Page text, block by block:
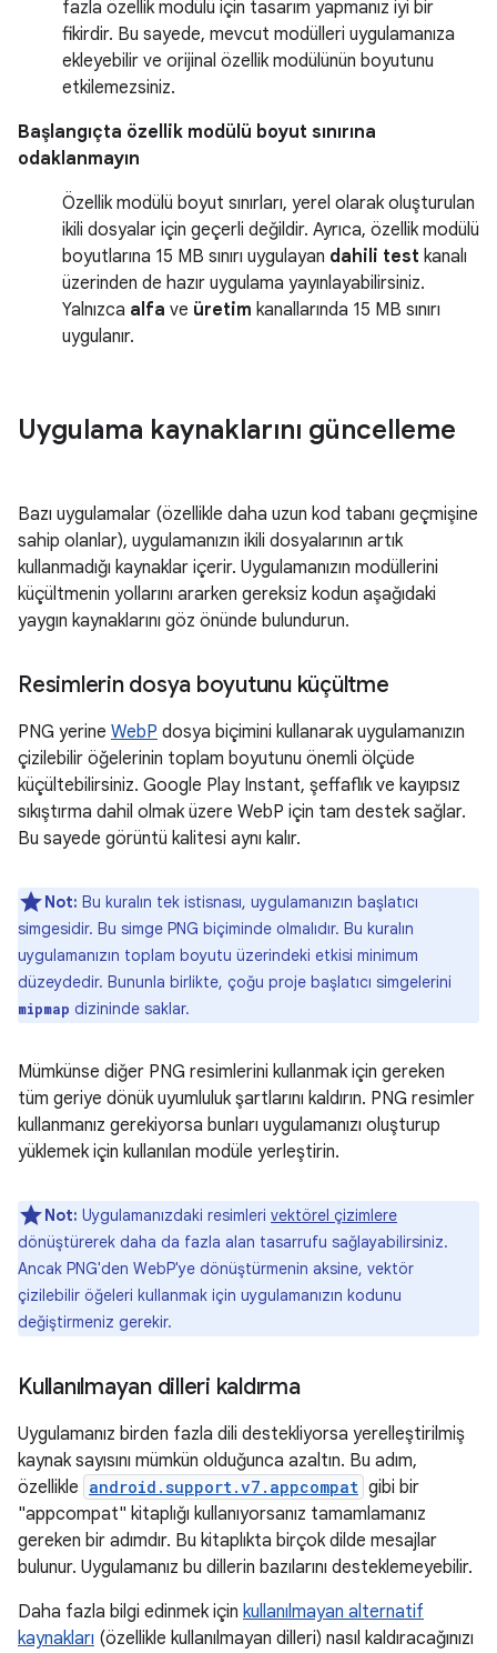
fazla özellik modülü için tasarım yapmanız iyi bir
fikirdir. Bu sayede, mevcut modülleri uygulamanıza
ekleyebilir ve orijinal özellik modülünün boyutunu
etkilemezsiniz.
Başlangıçta özellik modülü boyut sınırına
odaklanmayın
Özellik modülü boyut sınırları, yerel olarak oluşturulan
ikili dosyalar için geçerli değildir. Ayrıca, özellik modülü
boyutlarına 15 MB sınırı uygulayan dahili test kanalı
üzerinden de hazır uygulama yayınlayabilirsiniz.
Yalnızca alfa ve üretim kanallarında 15 MB sınırı
uygulanır.
Uygulama kaynaklarını güncelleme
Bazı uygulamalar (özellikle daha uzun kod tabanı geçmişine
sahip olanlar), uygulamanızın ikili dosyalarının artık
kullanmadığı kaynaklar içerir. Uygulamanızın modüllerini
küçültmenin yollarını ararken gereksiz kodun aşağıdaki
yaygın kaynaklarını göz önünde bulundurun.
Resimlerin dosya boyutunu küçültme
PNG yerine WebP dosya biçimini kullanarak uygulamanızın
çizilebilir öğelerinin toplam boyutunu önemli ölçüde
küçültebilirsiniz. Google Play Instant, şeffaflık ve kayıpsız
sıkıştırma dahil olmak üzere WebP için tam destek sağlar.
Bu sayede görüntü kalitesi aynı kalır.
Not: Bu kuralın tek istisnası, uygulamanızın başlatıcı
simgesidir. Bu simge PNG biçiminde olmalıdır. Bu kuralın
uygulamanızın toplam boyutu üzerindeki etkisi minimum
düzeydedir. Bununla birlikte, çoğu proje başlatıcı simgelerini
mipmap dizininde saklar.
Mümkünse diğer PNG resimlerini kullanmak için gereken
tüm geriye dönük uyumluluk şartlarını kaldırın. PNG resimler
kullanmanız gerekiyorsa bunları uygulamanızı oluşturup
yüklemek için kullanılan modüle yerleştirin.
Not: Uygulamanızdaki resimleri vektörel çizimlere
dönüştürerek daha da fazla alan tasarrufu sağlayabilirsiniz.
Ancak PNG'den WebP'ye dönüştürmenin aksine, vektör
çizilebilir öğeleri kullanmak için uygulamanızın kodunu
değiştirmeniz gerekir.
Kullanılmayan dilleri kaldırma
Uygulamanız birden fazla dili destekliyorsa yerelleştirilmiş
kaynak sayısını mümkün olduğunca azaltın. Bu adım,
özellikle android.support.v7.appcompat gibi bir
"appcompat" kitaplığı kullanıyorsanız tamamlamanız
gereken bir adımdır. Bu kitaplıkta birçok dilde mesajlar
bulunur. Uygulamanız bu dillerin bazılarını desteklemeyebilir.
Daha fazla bilgi edinmek için kullanılmayan alternatif
kaynakları (özellikle kullanılmayan dilleri) nasıl kaldıracağınızı